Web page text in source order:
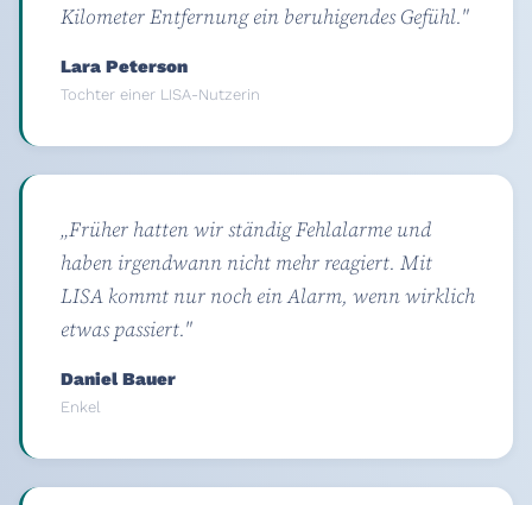
Kilometer Entfernung ein beruhigendes Gefühl."
Lara Peterson
Tochter einer LISA-Nutzerin
„Früher hatten wir ständig Fehlalarme und
haben irgendwann nicht mehr reagiert. Mit
LISA kommt nur noch ein Alarm, wenn wirklich
etwas passiert."
Daniel Bauer
Enkel